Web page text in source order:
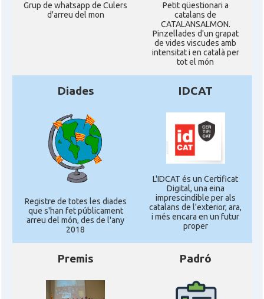
Grup de whatsapp de Culers
d'arreu del mon
Petit qüestionari a
catalans de
CATALANSALMON.
Pinzellades d'un grapat
de vides viscudes amb
intensitat i en català per
tot el món
Diades
Registre de totes les diades
que s'han fet públicament
arreu del món, des de l'any
2018
IDCAT
L'IDCAT és un Certificat
Digital, una eina
imprescindible per als
catalans de l'exterior, ara,
i més encara en un futur
proper
Premis Padró